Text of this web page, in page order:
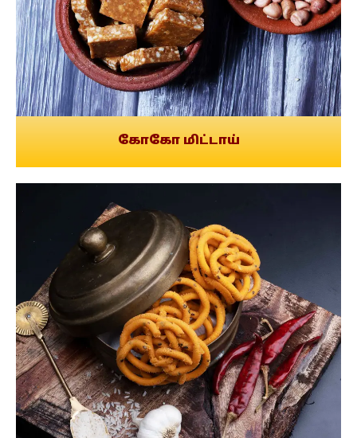
கோகோ மிட்டாய்